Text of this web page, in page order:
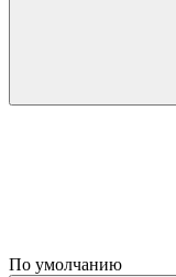
По умолчанию